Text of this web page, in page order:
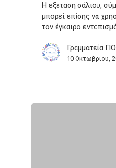
H εξέταση σάλιου,
μπορεί επίσης να
τον έγκαιρο
Γραμματεία
10 Οκτωβρίου,